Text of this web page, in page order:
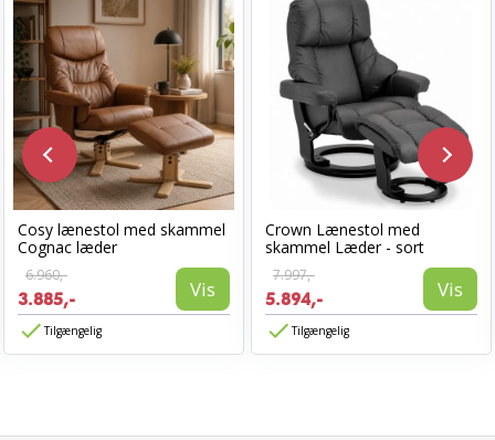
Cosy lænestol med skammel
Cognac læder
6.960,-
3.885,- Vis
Tilgængelig
Crown Lænestol med
skammel Læder - sort
7.997,-
5.894,- Vis
Tilgængelig